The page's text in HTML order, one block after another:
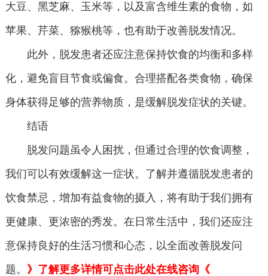
大豆、黑芝麻、玉米等，以及富含维生素的食物，如
苹果、芹菜、猕猴桃等，也有助于改善脱发情况。
此外，脱发患者还应注意保持饮食的均衡和多样
化，避免盲目节食或偏食。合理搭配各类食物，确保
身体获得足够的营养物质，是缓解脱发症状的关键。
结语
脱发问题虽令人困扰，但通过合理的饮食调整，
我们可以有效缓解这一症状。了解并遵循脱发患者的
饮食禁忌，增加有益食物的摄入，将有助于我们拥有
更健康、更浓密的秀发。在日常生活中，我们还应注
意保持良好的生活习惯和心态，以全面改善脱发问
题。 》了解更多详情可点击此处在线咨询《